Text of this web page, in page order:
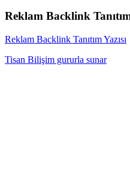
Reklam Backlink Tanıtım
Reklam Backlink Tanıtım Yazısı
Tisan Bilişim gururla sunar